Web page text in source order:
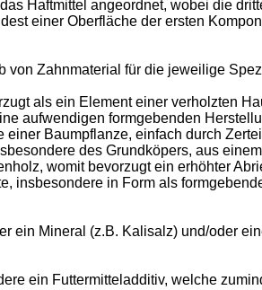
Haftmittel angeordnet, wobei die
einer Oberfläche der ersten
von Zahnmaterial für die jeweilige
als ein Element einer verholzten
aufwendigen formgebenden
Baumpflanze, einfach durch
des Grundköpers, aus
womit bevorzugt ein erhöhter
insbesondere in Form als
ein Mineral (z.B. Kalisalz) und/oder
ein Futtermitteladditiv, welche